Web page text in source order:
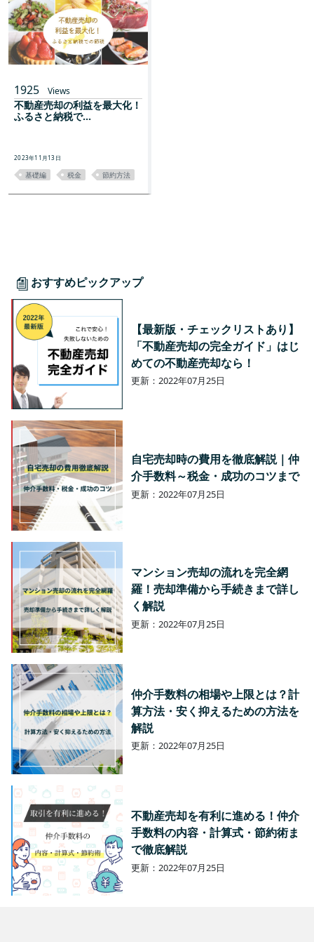
1925 Views
不動産売却の利益を最大化！
ふるさと納税で...
2023年11月13日
基礎編 税金 節約方法
おすすめピックアップ
【最新版・チェックリストあり】
「不動産売却の完全ガイド」はじ
めての不動産売却なら！
更新：2022年07月25日
自宅売却時の費用を徹底解説｜仲
介手数料～税金・成功のコツまで
更新：2022年07月25日
マンション売却の流れを完全網
羅！売却準備から手続きまで詳し
く解説
更新：2022年07月25日
仲介手数料の相場や上限とは？計
算方法・安く抑えるための方法を
解説
更新：2022年07月25日
不動産売却を有利に進める！仲介
手数料の内容・計算式・節約術ま
で徹底解説
更新：2022年07月25日